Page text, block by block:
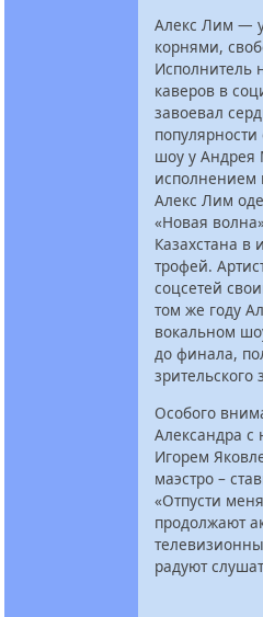
Алекс Лим —
корнями,
Исполнитель
каверов в
завоевал
шоу у Андрея
исполнением
Алекс Лим
«Новая
Казахстана в
трофей.
соцсетей
том же году
вокальном
до финала,
зрительского
Особого
Александра с
Игорем
маэстро –
«Отпусти
продолжают
радуют